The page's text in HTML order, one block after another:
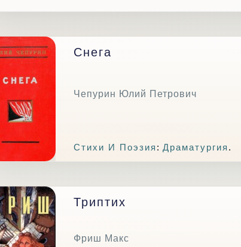
Снега
Чепурин Юлий Петрович
Стихи И Поэзия : Драматургия .
Триптих
Фриш Макс